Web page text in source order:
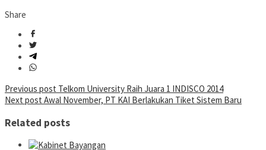
Share
Post
navigation
Previous post Telkom University Raih Juara 1 INDISCO 2014
Next post Awal November, PT KAI Berlakukan Tiket Sistem Baru
Related posts